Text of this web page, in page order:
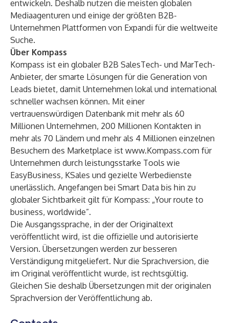
entwickeln. Deshalb nutzen die meisten globalen
Mediaagenturen und einige der größten B2B-
Unternehmen Plattformen von Expandi für die weltweite
Suche.
Über Kompass
Kompass ist ein globaler B2B SalesTech- und MarTech-
Anbieter, der smarte Lösungen für die Generation von
Leads bietet, damit Unternehmen lokal und international
schneller wachsen können. Mit einer
vertrauenswürdigen Datenbank mit mehr als 60
Millionen Unternehmen, 200 Millionen Kontakten in
mehr als 70 Ländern und mehr als 4 Millionen einzelnen
Besuchern des Marketplace ist www.Kompass.com für
Unternehmen durch leistungsstarke Tools wie
EasyBusiness, KSales und gezielte Werbedienste
unerlässlich. Angefangen bei Smart Data bis hin zu
globaler Sichtbarkeit gilt für Kompass: „Your route to
business, worldwide”.
Die Ausgangssprache, in der der Originaltext
veröffentlicht wird, ist die offizielle und autorisierte
Version. Übersetzungen werden zur besseren
Verständigung mitgeliefert. Nur die Sprachversion, die
im Original veröffentlicht wurde, ist rechtsgültig.
Gleichen Sie deshalb Übersetzungen mit der originalen
Sprachversion der Veröffentlichung ab.